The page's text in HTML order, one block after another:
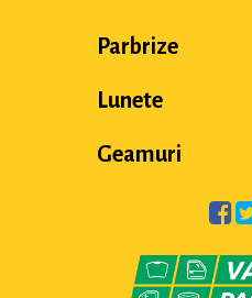
Parbrize
Lunete
Geamuri